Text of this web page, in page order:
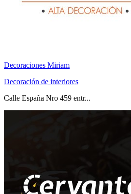
Decoraciones Miriam
Decoración de interiores
Calle España Nro 459 entr...